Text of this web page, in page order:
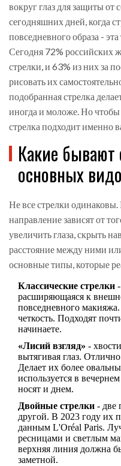
вокруг глаз для защиты от
сегодняшних дней, когда
повседневного образа -
Сегодня 72% российских
стрелки, и 63% из них за
рисовать их
подобранная стрелка
иногда и моложе. Но чтобы
стрелка подходит именно
Какие бывают
основных
Не все стрелки
направление зависят от
увеличить глаза, скрыть
расстояние между ними
основные типы, которые
Классические стрелки
расширяющаяся к
повседневного
четкость. Подходят
начинаете.
«Лисий взгляд» -
вытягивая глаз.
Делает их более
используется в
носят и днем.
Двойные стрелки - две
другой. В 2023 году их
данным L'Oréal Paris.
ресницами и светлым
верхняя линия должна
заметной.